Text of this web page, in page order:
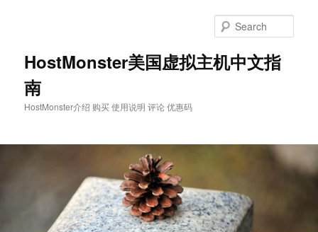
HostMonster美国虚拟主机中文指
南
HostMonster介绍 购买 使用说明 评论 优惠码